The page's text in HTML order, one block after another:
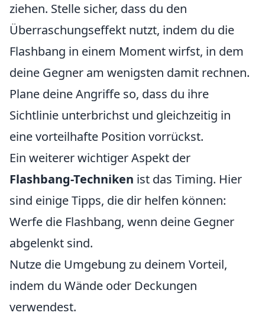
ziehen. Stelle sicher, dass du den
Überraschungseffekt nutzt, indem du die
Flashbang in einem Moment wirfst, in dem
deine Gegner am wenigsten damit rechnen.
Plane deine Angriffe so, dass du ihre
Sichtlinie unterbrichst und gleichzeitig in
eine vorteilhafte Position vorrückst.
Ein weiterer wichtiger Aspekt der
Flashbang-Techniken ist das Timing. Hier
sind einige Tipps, die dir helfen können:
Werfe die Flashbang, wenn deine Gegner
abgelenkt sind.
Nutze die Umgebung zu deinem Vorteil,
indem du Wände oder Deckungen
verwendest.